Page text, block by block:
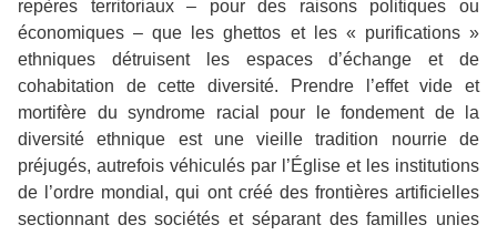
repères territoriaux – pour des raisons politiques ou
économiques – que les ghettos et les « purifications »
ethniques détruisent les espaces d’échange et de
cohabitation de cette diversité. Prendre l’effet vide et
mortifère du syndrome racial pour le fondement de la
diversité ethnique est une vieille tradition nourrie de
préjugés, autrefois véhiculés par l’Église et les institutions
de l’ordre mondial, qui ont créé des frontières artificielles
sectionnant des sociétés et séparant des familles unies